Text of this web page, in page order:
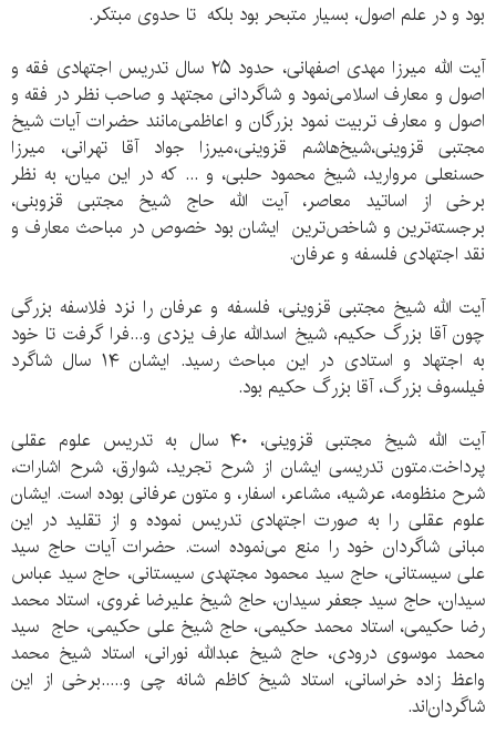
بود و در علم اصول، بسیار متبحر بود بلکه تا حدوی مبتکر.
آیت الله میرزا مهدی اصفهانی، حدود ۲۵ سال تدریس اجتهادی فقه و
اصول و معارف اسلامی‌نمود و شاگردانی مجتهد و صاحب نظر در فقه و
اصول و معارف تربیت نمود بزرگان و اعاظمی‌مانند حضرات آیات شیخ
مجتبی قزوینی،شیخ‌هاشم قزوینی،میرزا جواد آقا تهرانی، میرزا
حسنعلی مروارید، شیخ محمود حلبی، و .‌‌.. که در این میان، به نظر
برخی از اساتید معاصر، آیت الله حاج شیخ مجتبی قزوبنی،
برجسته‌ترین و شاخص‌ترین ایشان بود خصوص در مباحث معارف و
نقد اجتهادی فلسفه و عرفان.
آیت الله شیخ مجتبی قزوینی، فلسفه و عرفان را نزد فلاسفه بزرگی
چون آقا بزرگ حکیم، ‌شیخ اسدالله عارف یزدی و...فرا گرفت تا خود
به اجتهاد و استادی در این مباحث رسید. ایشان ۱۴ سال شاگرد
فیلسوف بزرگ، آقا بزرگ حکیم بود.
آیت الله شیخ مجتبی قزوینی، ۴۰ سال به تدریس علوم عقلی
پرداخت.متون تدریسی ایشان از شرح تجرید، شوارق، شرح اشارات،
شرح منظومه،‌ عرشیه، مشاعر، اسفار، و متون عرفانی بوده است. ایشان
علوم عقلی را به صورت اجتهادی تدریس نموده و از تقلید در این
مبانی شاگردان خود را منع می‌نموده است. حضرات آیات حاج سید
علی سیستانی، حاج سید محمود مجتهدی سیستانی، حاج سید عباس
سیدان، حاج سید جعفر سیدان، حاج شیخ علیرضا غروی،‌ استاد محمد
رضا حکیمی، استاد محمد حکیمی، حاج شیخ علی حکیمی، حاج سید
محمد موسوی درودی، ‌حاج شیخ عبدالله نورانی،‌ استاد شیخ محمد
واعظ زاده خراسانی، استاد شیخ کاظم شانه چی و.....برخی از این
شاگردان‌‌اند.